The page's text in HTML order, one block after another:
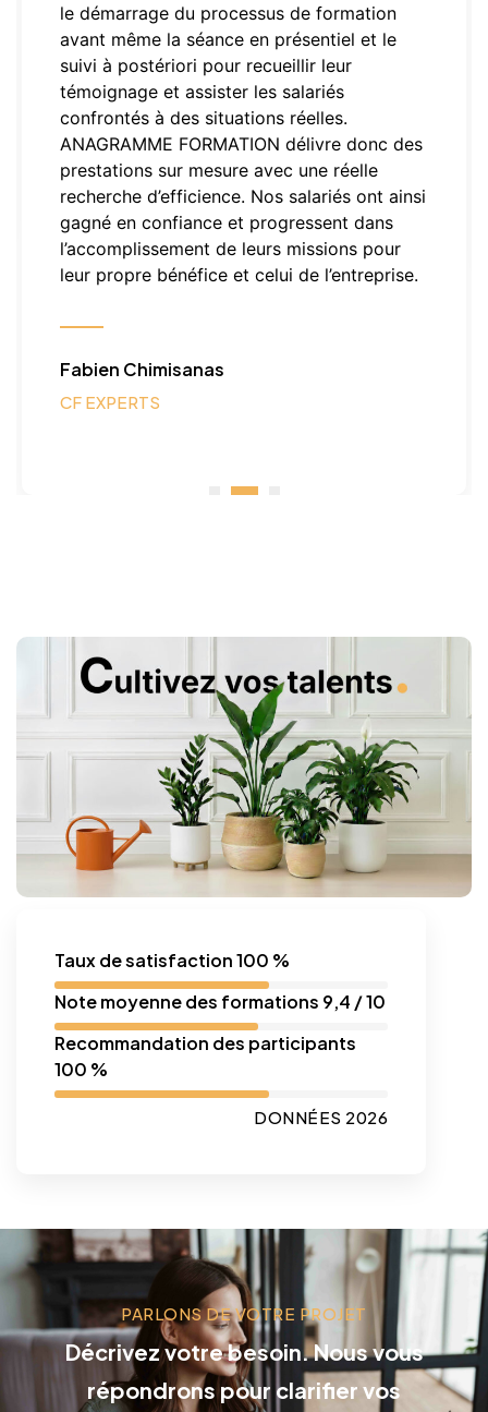
le démarrage du processus de formation
avant même la séance en présentiel et le
suivi à postériori pour recueillir leur
témoignage et assister les salariés
confrontés à des situations réelles.
ANAGRAMME FORMATION délivre donc des
prestations sur mesure avec une réelle
recherche d’efficience. Nos salariés ont ainsi
gagné en confiance et progressent dans
l’accomplissement de leurs missions pour
leur propre bénéfice et celui de l’entreprise.
Fabien Chimisanas
CF EXPERTS
Taux de satisfaction 100 %
Note moyenne des formations 9,4 / 10
Recommandation des participants
100 %
DONNÉES 2026
PARLONS DE VOTRE PROJET
Décrivez votre besoin. Nous vous
répondrons pour clarifier vos